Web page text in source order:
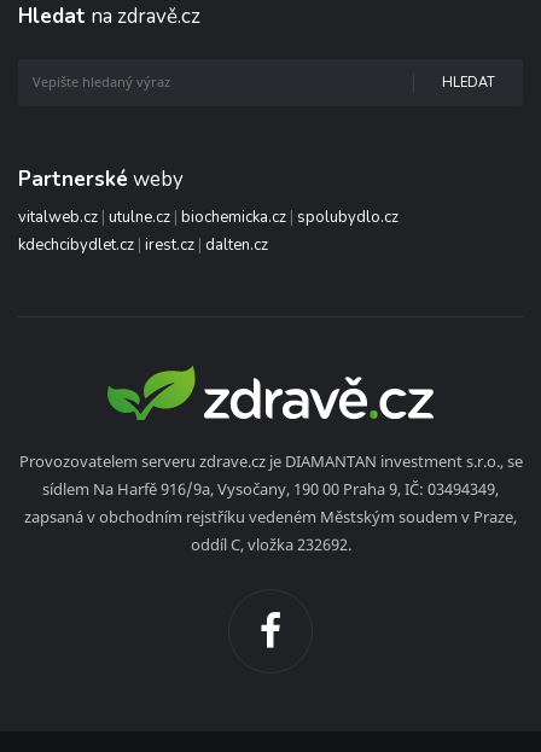
Hledat na zdravě.cz
HLEDAT
Partnerské weby
vitalweb.cz | utulne.cz | biochemicka.cz | spolubydlo.cz
kdechcibydlet.cz | irest.cz | dalten.cz
Provozovatelem serveru zdrave.cz je DIAMANTAN investment s.r.o., se
sídlem Na Harfě 916/9a, Vysočany, 190 00 Praha 9, IČ: 03494349,
zapsaná v obchodním rejstříku vedeném Městským soudem v Praze,
oddíl C, vložka 232692.